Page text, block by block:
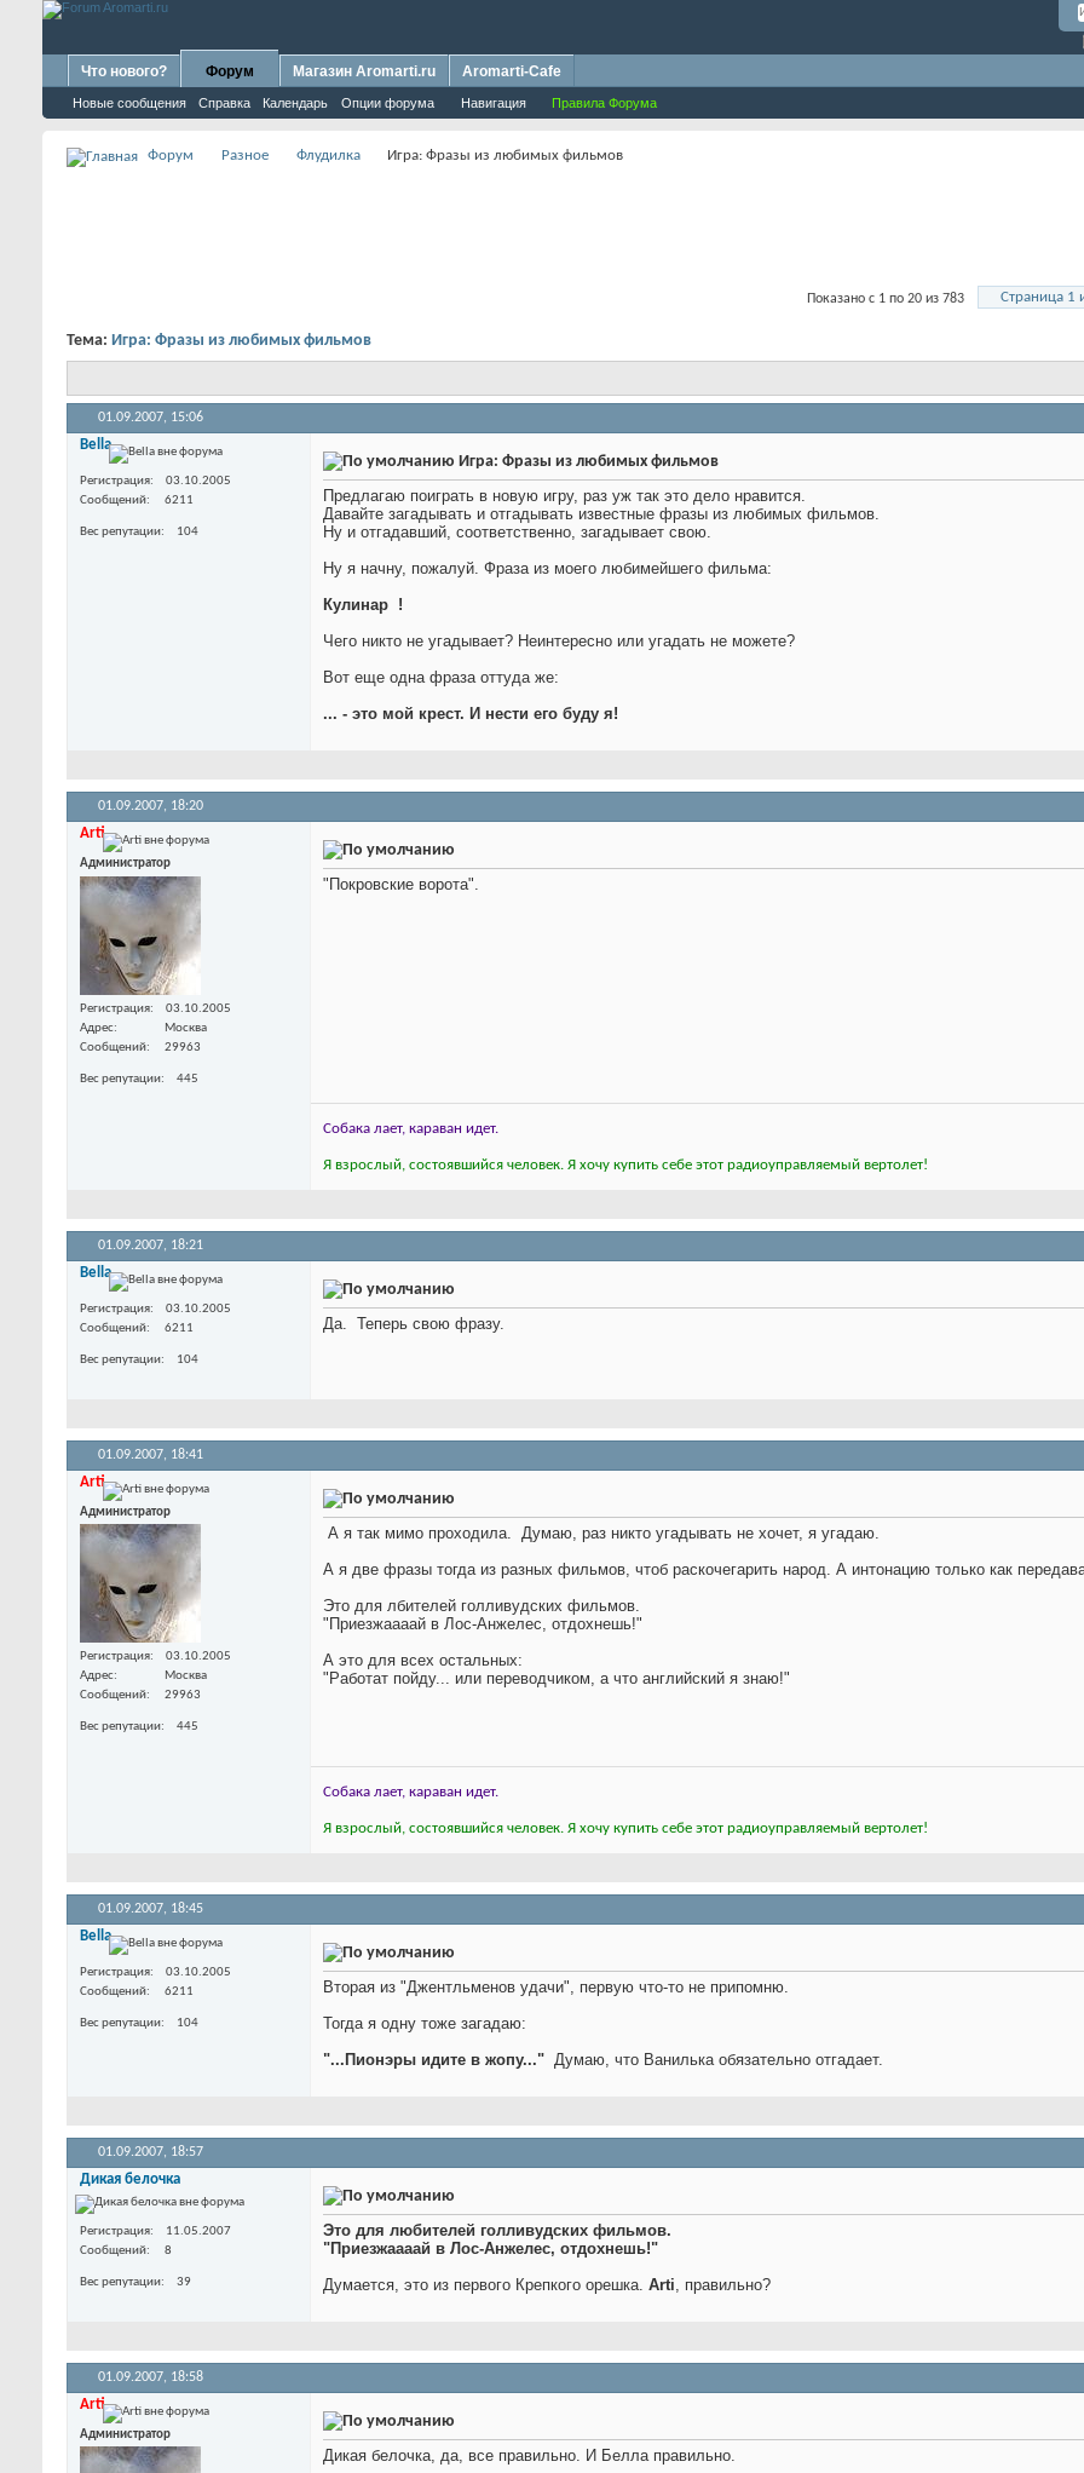
Что нового? Форум
Новые сообщения Справка Календарь Опции форума Навигация Правила Форума
Магазин Aromarti.ru Aromarti-Cafe
Форум Разное Флудилка Игра: Фразы из любимых фильмов
Страница 1
Показано с 1 по 20 из 783
Тема: Игра: Фразы из любимых фильмов
01.09.2007, 15:06
Bella
Регистрация
03.10.2005
Сообщений
6211
Вес репутации 104
Игра: Фразы из любимых фильмов
Предлагаю поиграть в новую игру, раз уж так это дело нравится.
Давайте загадывать и отгадывать известные фразы из любимых фильмов.
Ну и отгадавший, соответственно, загадывает свою.
Ну я начну, пожалуй. Фраза из моего любимейшего фильма:
Кулинар !
Чего никто не угадывает? Неинтересно или угадать не можете?
Вот еще одна фраза оттуда же:
... - это мой крест. И нести его буду я!
01.09.2007, 18:20
Arti
Администратор
Регистрация
03.10.2005
Адрес
Москва
Сообщений
29963
Вес репутации 445
"Покровские ворота".
Собака лает, караван идет.
Я взрослый, состоявшийся человек. Я хочу купить себе этот радиоуправляемый вертолет!
01.09.2007, 18:21
Bella
Регистрация
03.10.2005
Сообщений
6211
Вес репутации 104
Да. Теперь свою фразу.
01.09.2007, 18:41
Arti
Администратор
Регистрация
03.10.2005
Адрес
Москва
Сообщений
29963
Вес репутации 445
А я так мимо проходила.
Думаю, раз никто угадывать не хочет, я угадаю.
А я две фразы тогда из разных фильмов, чтоб раскочегарить народ. А интонацию только как
Это для лбителей голливудских фильмов.
"Приезжаааай в Лос-Анжелес, отдохнешь!"
А это для всех остальных:
"Работат пойду... или переводчиком, а что английский я знаю!"
Собака лает, караван идет.
Я взрослый, состоявшийся человек. Я хочу купить себе этот радиоуправляемый вертолет!
01.09.2007, 18:45
Bella
Регистрация
03.10.2005
Сообщений
6211
Вес репутации 104
Вторая из "Джентльменов удачи", первую что-то не припомню.
Тогда я одну тоже загадаю:
"...Пионэры идите в жопу..." Думаю, что Ванилька обязательно отгадает.
01.09.2007, 18:57
Дикая белочка
Регистрация
11.05.2007
Сообщений
8
Вес репутации 39
Это для любителей голливудских фильмов.
"Приезжаааай в Лос-Анжелес, отдохнешь!"
Думается, это из первого Крепкого орешка. Arti , правильно?
01.09.2007, 18:58
Arti
Администратор
Дикая белочка, да, все правильно. И Белла правильно.